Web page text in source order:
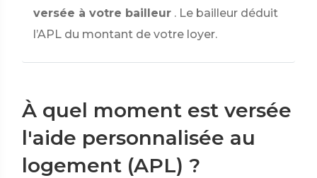
versée à votre bailleur . Le bailleur déduit
l’APL du montant de votre loyer.
À quel moment est versée
l'aide personnalisée au
logement (APL) ?